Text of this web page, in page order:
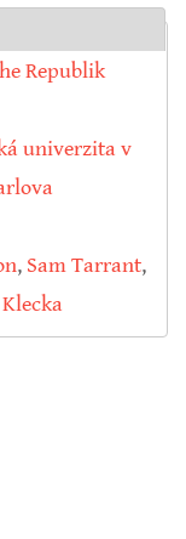
Republik
univerzita v
, Sam Tarrant,